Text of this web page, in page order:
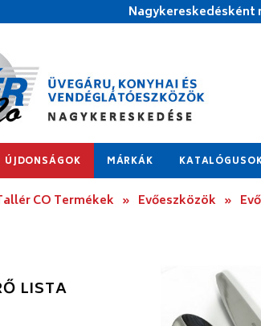
Nagykereskedésként
ÚJDONSÁGOK MÁRKÁK
CO Termékek » Evőeszközök »
LISTA